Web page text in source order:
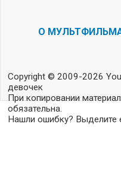
О
Copyright © 2009-2026
девочек
При копировании
обязательна.
Нашли ошибку? Выделите